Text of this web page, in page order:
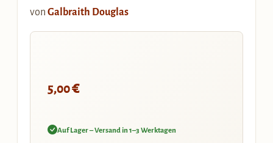
von Galbraith Douglas
5,00€
Auf Lager – Versand in 1–3 Werktagen